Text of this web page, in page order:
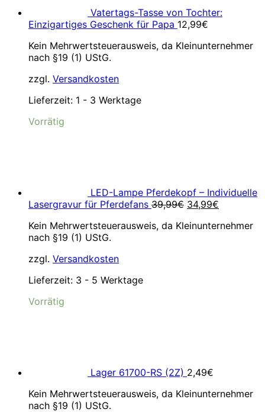
Vatertags-Tasse von Tochter:
Einzigartiges Geschenk für Papa 12,99€
Kein Mehrwertsteuerausweis, da Kleinunternehmer
nach §19 (1) UStG.
zzgl. Versandkosten
Lieferzeit: 1 - 3 Werktage
Vorrätig
LED-Lampe Pferdekopf – Individuelle
Lasergravur für Pferdefans 39,99€ Ursprünglicher
war:
34,99€
ist:
Kein Mehrwertsteuerausweis, da Kleinunternehmer
nach §19 (1) UStG.
zzgl. Versandkosten
Lieferzeit: 3 - 5 Werktage
Vorrätig
Lager 61700-RS (2Z) 2,49€
Kein Mehrwertsteuerausweis, da Kleinunternehmer
nach §19 (1) UStG.